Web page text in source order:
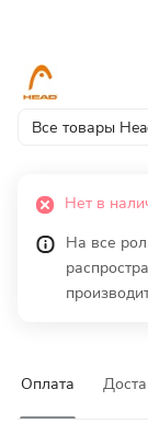
Все товары
Нет в
На все
Оплата